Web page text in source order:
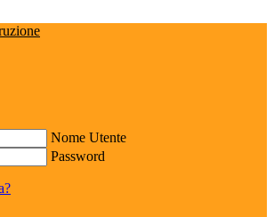
Nome Utente
Password